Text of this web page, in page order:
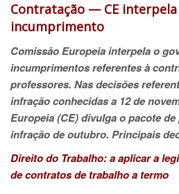
Contratação — CE
incumprimento
Comissão Europeia interpela o
incumprimentos referentes à
professores. Nas decisões
infração conhecidas a 12 de
Europeia (CE) divulga o pacote
infração de outubro. Principais
Direito do Trabalho: a aplicar a
de contratos de trabalho a termo